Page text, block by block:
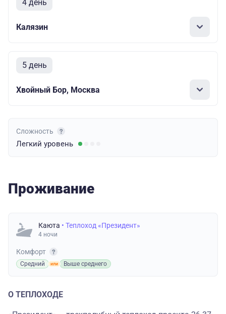
4 день
Калязин
5 день
Хвойный Бор, Москва
Сложность
Легкий уровень
Проживание
Каюта • Теплоход «Президент»
4 ночи
Комфорт
Средний Выше среднего
О ТЕПЛОХОДЕ